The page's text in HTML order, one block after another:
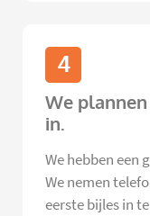
4
We
in.
We hebben een
We nemen
eerste bijles in